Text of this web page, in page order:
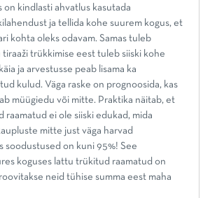
on kindlasti ahvatlus kasutada
ja tellida kohe suurem kogus, et
kohta oleks odavam. Samas tuleb
trükkimise eest tuleb siiski kohe
ja arvestusse peab lisama ka
kulud. Väga raske on prognoosida, kas
müügiedu või mitte. Praktika näitab, et
raamatud ei ole siiski edukad, mida
mitte just väga harvad
soodustused on kuni 95%! See
koguses lattu trükitud raamatud on
neid tühise summa eest maha